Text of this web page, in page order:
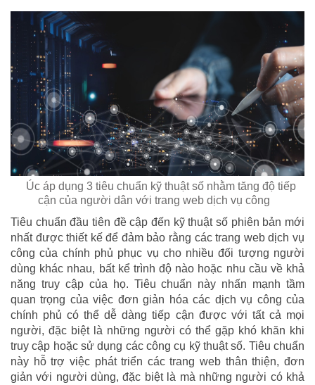
Úc áp dụng 3 tiêu chuẩn kỹ thuật số nhằm tăng độ tiếp
cận của người dân với trang web dịch vụ công
Tiêu chuẩn đầu tiên đề cập đến kỹ thuật số phiên bản mới
nhất được thiết kế để đảm bảo rằng các trang web dịch vụ
công của chính phủ phục vụ cho nhiều đối tượng người
dùng khác nhau, bất kể trình độ nào hoặc nhu cầu về khả
năng truy cập của họ. Tiêu chuẩn này nhấn mạnh tầm
quan trọng của việc đơn giản hóa các dịch vụ công của
chính phủ có thể dễ dàng tiếp cận được với tất cả mọi
người, đặc biệt là những người có thể gặp khó khăn khi
truy cập hoặc sử dụng các công cụ kỹ thuật số. Tiêu chuẩn
này hỗ trợ việc phát triển các trang web thân thiện, đơn
giản với người dùng, đặc biệt là mà những người có khả